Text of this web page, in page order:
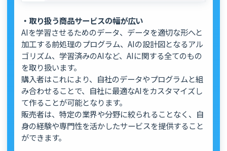
・取り扱う商品サービスの幅が広い
AIを学習させるためのデータ、データを適切な形へと
加工する前処理のプログラム、AIの設計図となるアル
ゴリズム、学習済みのAIなど、AIに関する全てのもの
を取り扱います。
購入者はこれにより、自社のデータやプログラムと組
み合わせることで、自社に最適なAIをカスタマイズし
て作ることが可能となります。
販売者は、特定の業界や分野に絞られることなく、自
身の経験や専門性を活かしたサービスを提供すること
ができます。